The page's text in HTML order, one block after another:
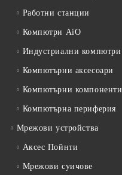
Работни станции
Компютри AiO
Индустриални компютри
Компютърни аксесоари
Компютърни компоненти
Компютърна периферия
Мрежови устройства
Аксес Пойнти
Мрежови суичове